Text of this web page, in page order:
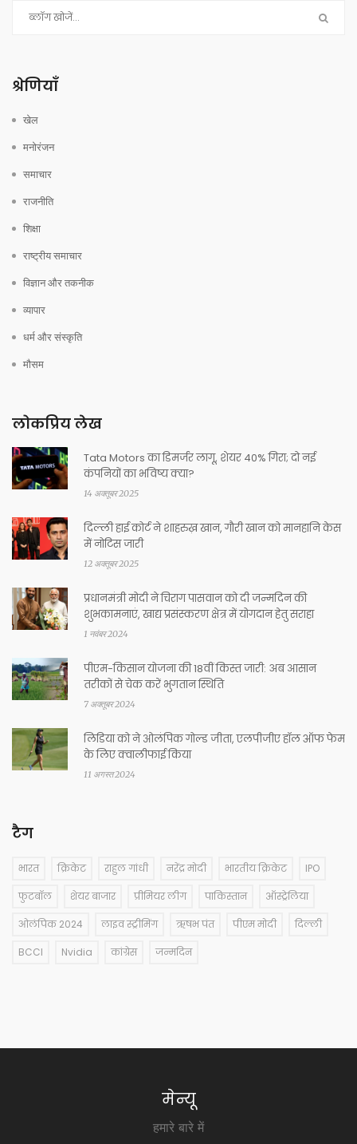
श्रेणियाँ
खेल
मनोरंजन
समाचार
राजनीति
शिक्षा
राष्ट्रीय समाचार
विज्ञान और तकनीक
व्यापार
धर्म और संस्कृति
मौसम
लोकप्रिय लेख
Tata Motors का डिमर्जर लागू, शेयर 40% गिरा; दो नई
कंपनियों का भविष्य क्या?
14 अक्तूबर 2025
दिल्ली हाई कोर्ट ने शाहरुख़ खान, गौरी खान को मानहानि केस
में नोटिस जारी
12 अक्तूबर 2025
प्रधानमंत्री मोदी ने चिराग पासवान को दी जन्मदिन की
शुभकामनाएं, खाद्य प्रसंस्करण क्षेत्र में योगदान हेतु सराहा
1 नवंबर 2024
पीएम-किसान योजना की 18वीं किस्त जारी: अब आसान
तरीकों से चेक करें भुगतान स्थिति
7 अक्तूबर 2024
लिडिया को ने ओलंपिक गोल्ड जीता, एलपीजीए हॉल ऑफ फेम
के लिए क्वालीफाई किया
11 अगस्त 2024
टैग
भारत क्रिकेट राहुल गांधी नरेंद्र मोदी भारतीय क्रिकेट IPO
फुटबॉल शेयर बाजार प्रीमियर लीग पाकिस्तान ऑस्ट्रेलिया
ओलंपिक 2024 लाइव स्ट्रीमिंग ऋषभ पंत पीएम मोदी दिल्ली
BCCI Nvidia कांग्रेस जन्मदिन
मेन्यू
हमारे बारे में